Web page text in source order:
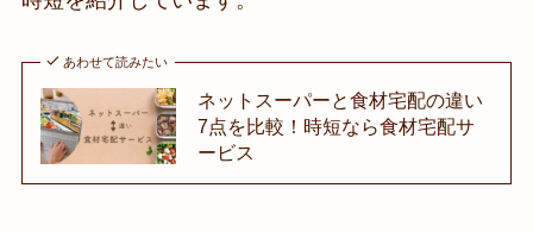
あわせて読みたい
ネットスーパーと食材宅配の違い
7点を比較！時短なら食材宅配サ
ービス